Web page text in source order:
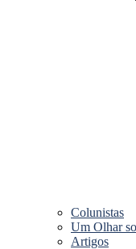
Colunistas
Um Olhar
Artigos